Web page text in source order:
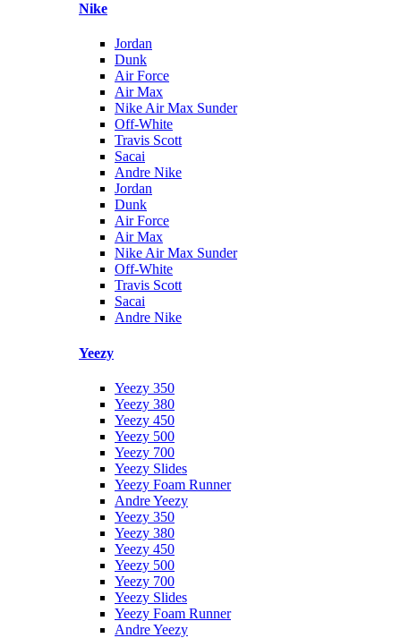
Nike
Jordan
Dunk
Air Force
Air Max
Nike Air Max Sunder
Off-White
Travis Scott
Sacai
Andre Nike
Jordan
Dunk
Air Force
Air Max
Nike Air Max Sunder
Off-White
Travis Scott
Sacai
Andre Nike
Yeezy
Yeezy 350
Yeezy 380
Yeezy 450
Yeezy 500
Yeezy 700
Yeezy Slides
Yeezy Foam Runner
Andre Yeezy
Yeezy 350
Yeezy 380
Yeezy 450
Yeezy 500
Yeezy 700
Yeezy Slides
Yeezy Foam Runner
Andre Yeezy